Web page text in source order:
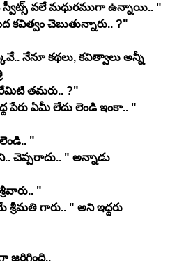
వలే మధురముగా ఉన్నాయి.. "
చెబుతున్నారు.. ?"
నేనూ కథలు, కవిత్వాలు అన్నీ
తమరు.. ?"
పేరు ఏమీ లేదు లెండి ఇంకా.. "
"
చెప్పరాదు.. " అన్నాడు
"
గారు.. " అని ఇద్దరు
జరిగింది..